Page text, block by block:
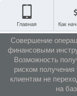
Совершение
финансовыми
Возможность
риском
клиентам не
на
Главная